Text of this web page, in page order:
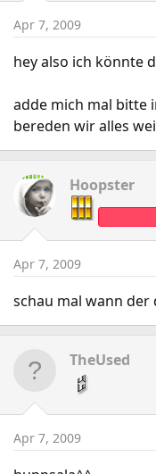
Apr 7, 2009
hey also ich könnte
adde mich mal bitte
bereden wir alles
Hoopster
Apr 7, 2009
schau mal wann
TheUsed
Apr 7, 2009